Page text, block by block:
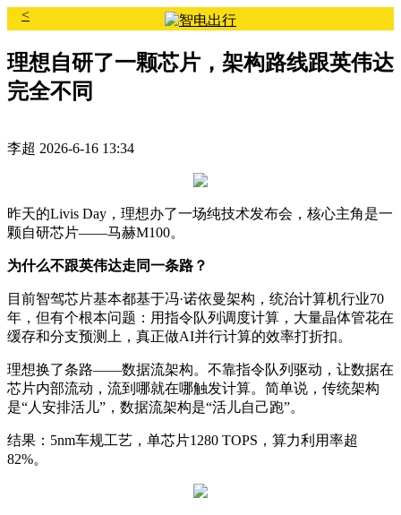
<
理想自研了一颗芯片，架构路线跟英伟达
完全不同
李超 2026-6-16 13:34
昨天的Livis Day，理想办了一场纯技术发布会，核心主角是一
颗自研芯片——马赫M100。
为什么不跟英伟达走同一条路？
目前智驾芯片基本都基于冯·诺依曼架构，统治计算机行业70
年，但有个根本问题：用指令队列调度计算，大量晶体管花在
缓存和分支预测上，真正做AI并行计算的效率打折扣。
理想换了条路——数据流架构。不靠指令队列驱动，让数据在
芯片内部流动，流到哪就在哪触发计算。简单说，传统架构
是“人安排活儿”，数据流架构是“活儿自己跑”。
结果：5nm车规工艺，单芯片1280 TOPS，算力利用率超
82%。